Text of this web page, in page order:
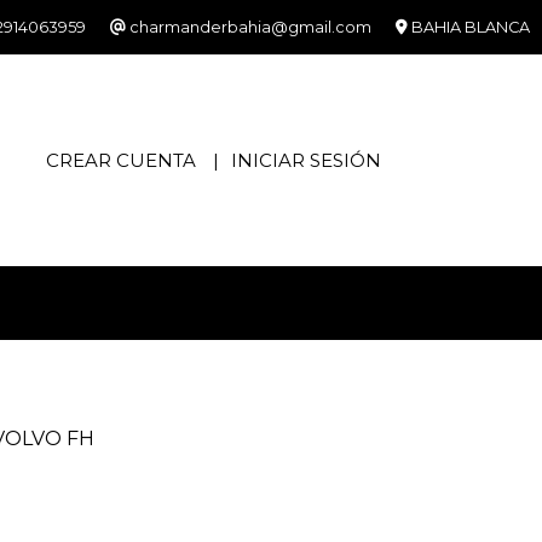
charmanderbahia@gmail.com BAHIA BLANCA
CREAR CUENTA INICIAR SESIÓN
FH